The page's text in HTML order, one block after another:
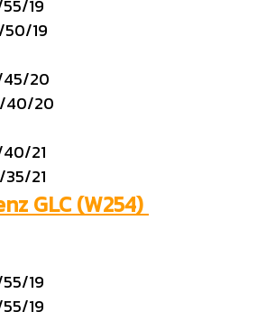
19
50/19
45/20
40/20
21
21
GLC (W254)
19
19